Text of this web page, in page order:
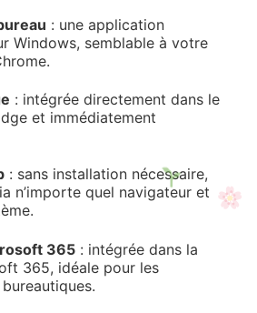
: une application
Windows, semblable à votre
: intégrée directement dans le
et immédiatement
: sans installation nécessaire,
n’importe quel navigateur et
365 : intégrée dans la
365, idéale pour les